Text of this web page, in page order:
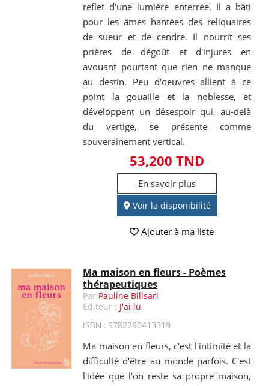
reflet d'une lumière enterrée. Il a bâti
pour les âmes hantées des reliquaires
de sueur et de cendre. Il nourrit ses
prières de dégoût et d'injures en
avouant pourtant que rien ne manque
au destin. Peu d'oeuvres allient à ce
point la gouaille et la noblesse, et
développent un désespoir qui, au-delà
du vertige, se présente comme
souverainement vertical.
53,200 TND
En savoir plus
Voir la disponibilité
Ajouter à ma liste
Ma maison en fleurs - Poèmes
thérapeutiques
Par Pauline Bilisari
Editeur : J'ai lu
ISBN : 9782290413319
Ma maison en fleurs, c'est l'intimité et la
difficulté d'être au monde parfois. C'est
l'idée que l'on reste sa propre maison,